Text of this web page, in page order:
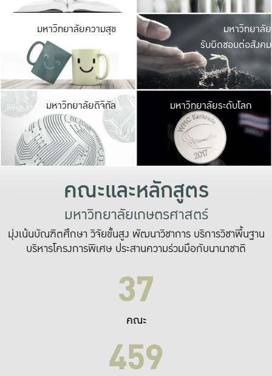
มหาวิทยาลัยความสุข มหาวิ
ค
เปิดประ
และพบเรื่องราวใ
มหาวิทยาลัย
รับผิดชอบต่อสังคม
มหาวิทยาลัยดิจิทัล มหาวิ
เปลี่ยนแปลง แล
เพื่อทำง
ระบบสารสนเทศ
มหาวิทยาลัยระดับโลก
คณะและหลักสูตร
มหาวิทยาลัยเกษตรศาสตร์
มุ่งเน้นบัณฑิตศึกษา วิจัยขั้นสูง พัฒนาวิชาการ บริการวิชาพื้นฐาน
บริหารโครงการพิเศษ ประสานความร่วมมือกับนานาชาติ
37
คณะ
459